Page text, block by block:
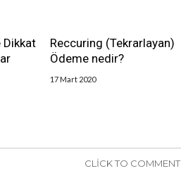
Dikkat
Reccuring (Tekrarlayan)
Ödeme nedir?
17 Mart 2020
CLICK TO COMMENT